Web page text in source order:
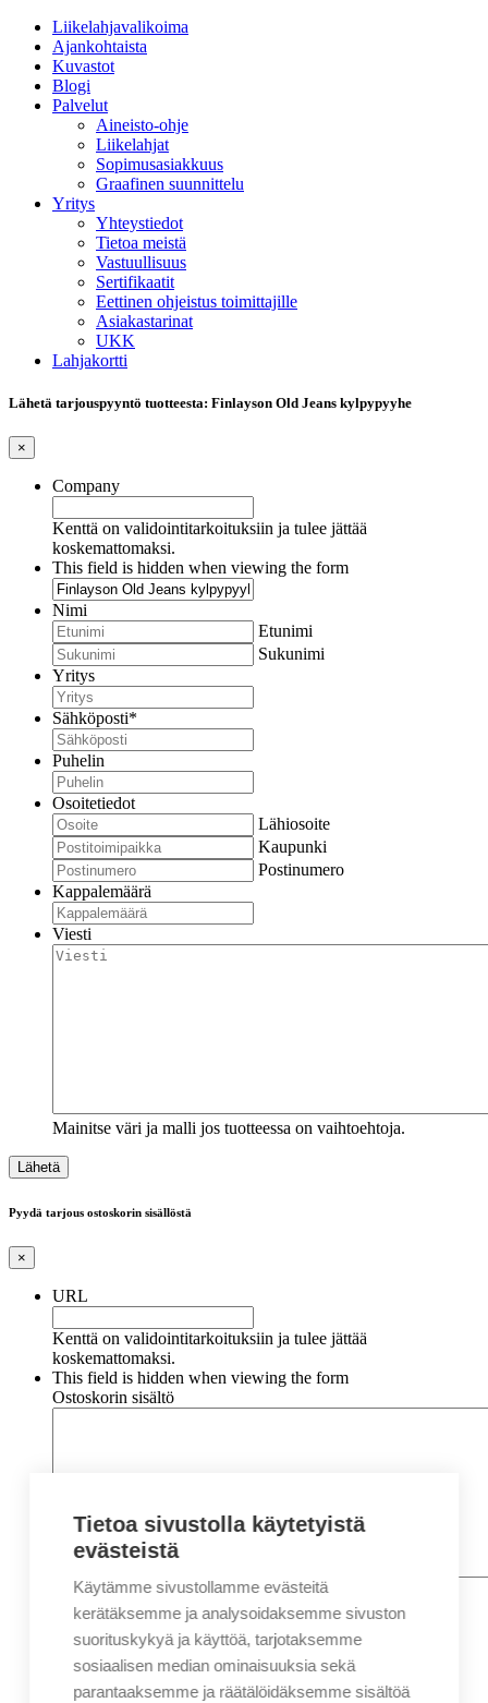
Liikelahjavalikoima
Ajankohtaista
Kuvastot
Blogi
Palvelut
Aineisto-ohje
Liikelahjat
Sopimusasiakkuus
Graafinen suunnittelu
Yritys
Yhteystiedot
Tietoa meistä
Vastuullisuus
Sertifikaatit
Eettinen ohjeistus toimittajille
Asiakastarinat
UKK
Lahjakortti
Lähetä tarjouspyyntö tuotteesta: Finlayson Old Jeans kylpypyyhe
×
Company
Kenttä on validointitarkoituksiin ja tulee jättää
koskemattomaksi.
This field is hidden when viewing the form
Nimi
Etunimi
Sukunimi
Yritys
Sähköposti*
Puhelin
Osoitetiedot
Lähiosoite
Kaupunki
Postinumero
Kappalemäärä
Viesti
Mainitse väri ja malli jos tuotteessa on vaihtoehtoja.
Pyydä tarjous ostoskorin sisällöstä
×
URL
Kenttä on validointitarkoituksiin ja tulee jättää
koskemattomaksi.
This field is hidden when viewing the form
Ostoskorin sisältö
Nimi*
Etunimi
Sukunimi
Tietoa sivustolla käytetyistä
evästeistä
Käytämme sivustollamme evästeitä
kerätäksemme ja analysoidaksemme sivuston
suorituskykyä ja käyttöä, tarjotaksemme
sosiaalisen median ominaisuuksia sekä
parantaaksemme ja räätälöidäksemme sisältöä